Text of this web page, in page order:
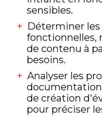
sensibles.
Déterminer les
fonctionnelles,
de contenu à
besoins.
Analyser les
documentation
de création
pour préciser